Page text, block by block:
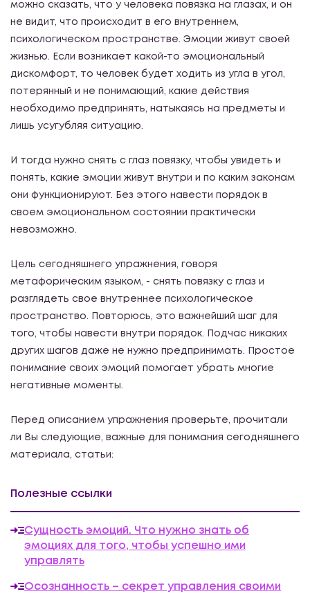
можно сказать, что у человека повязка на глазах, и он
не видит, что происходит в его внутреннем,
психологическом пространстве. Эмоции живут своей
жизнью. Если возникает какой-то эмоциональный
дискомфорт, то человек будет ходить из угла в угол,
потерянный и не понимающий, какие действия
необходимо предпринять, натыкаясь на предметы и
лишь усугубляя ситуацию.
И тогда нужно снять с глаз повязку, чтобы увидеть и
понять, какие эмоции живут внутри и по каким законам
они функционируют. Без этого навести порядок в
своем эмоциональном состоянии практически
невозможно.
Цель сегодняшнего упражнения, говоря
метафорическим языком, - снять повязку с глаз и
разглядеть свое внутреннее психологическое
пространство. Повторюсь, это важнейший шаг для
того, чтобы навести внутри порядок. Подчас никаких
других шагов даже не нужно предпринимать. Простое
понимание своих эмоций помогает убрать многие
негативные моменты.
Перед описанием упражнения проверьте, прочитали
ли Вы следующие, важные для понимания сегодняшнего
материала, статьи:
Полезные ссылки
Сущность эмоций. Что нужно знать об
эмоциях для того, чтобы успешно ими
управлять
Осознанность – секрет управления своими